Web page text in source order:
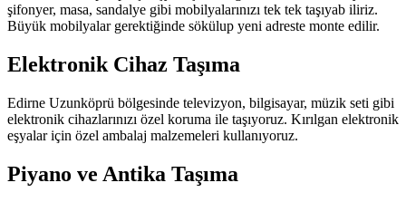
şifonyer, masa, sandalye gibi mobilyalarınızı tek tek taşıyab iliriz.
Büyük mobilyalar gerektiğinde sökülup yeni adreste monte edilir.
Elektronik Cihaz Taşıma
Edirne Uzunköprü bölgesinde televizyon, bilgisayar, müzik seti gibi
elektronik cihazlarınızı özel koruma ile taşıyoruz. Kırılgan elektronik
eşyalar için özel ambalaj malzemeleri kullanıyoruz.
Piyano ve Antika Taşıma